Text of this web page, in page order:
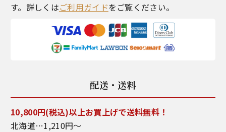
す。詳しくはご利用ガイドをご覧ください。
配送・送料
10,800円(税込)以上お買上げで送料無料！
北海道…1,210円～